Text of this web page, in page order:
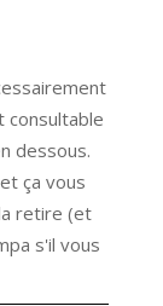
consultable
dessous.
ça vous
retire (et
s'il vous